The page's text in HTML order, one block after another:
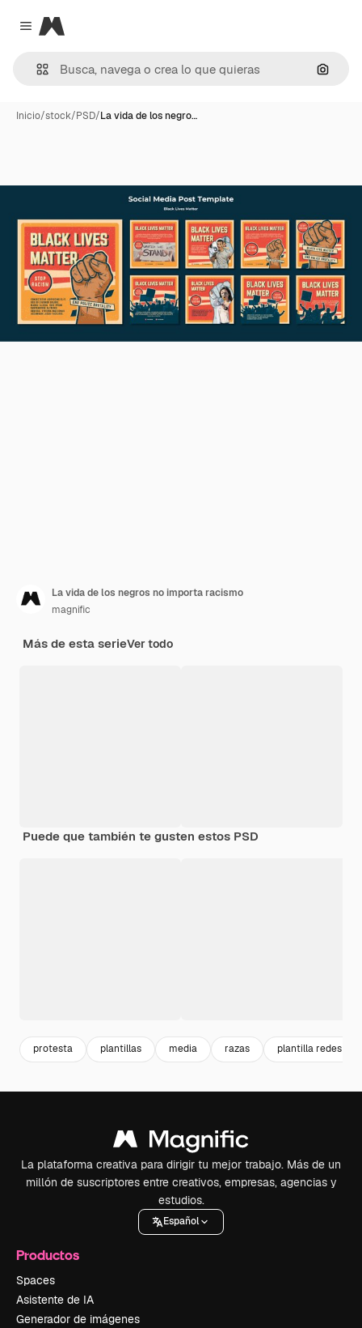
Close menu
Magnific
Inicio/stock/PSD/La vida de los negro…
La vida de los negros no importa racismo
magnific
Más de esta serieVer todo
Puede que también te gusten estos PSD
protesta plantillas media razas plantilla redes
La plataforma creativa para dirigir tu mejor trabajo. Más de un
millón de suscriptores entre creativos, empresas, agencias y
estudios.
Español
Productos
Spaces
Asistente de IA
Generador de imágenes